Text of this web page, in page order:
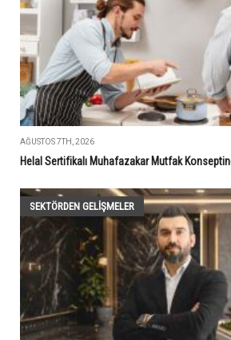
AĞUSTOS 7TH, 2026
Helal Sertifikalı Muhafazakar Mutfak
SEKTÖRDEN GELIŞMELER